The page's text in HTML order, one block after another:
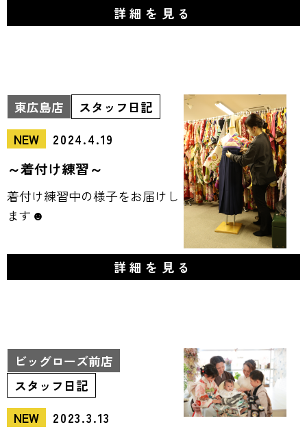
詳細を見る
東広島店
スタッフ日記
NEW
2024.4.19
～着付け練習～
着付け練習中の様子をお届けし
ます☻
詳細を見る
ビッグローズ前店
スタッフ日記
NEW
2023.3.13